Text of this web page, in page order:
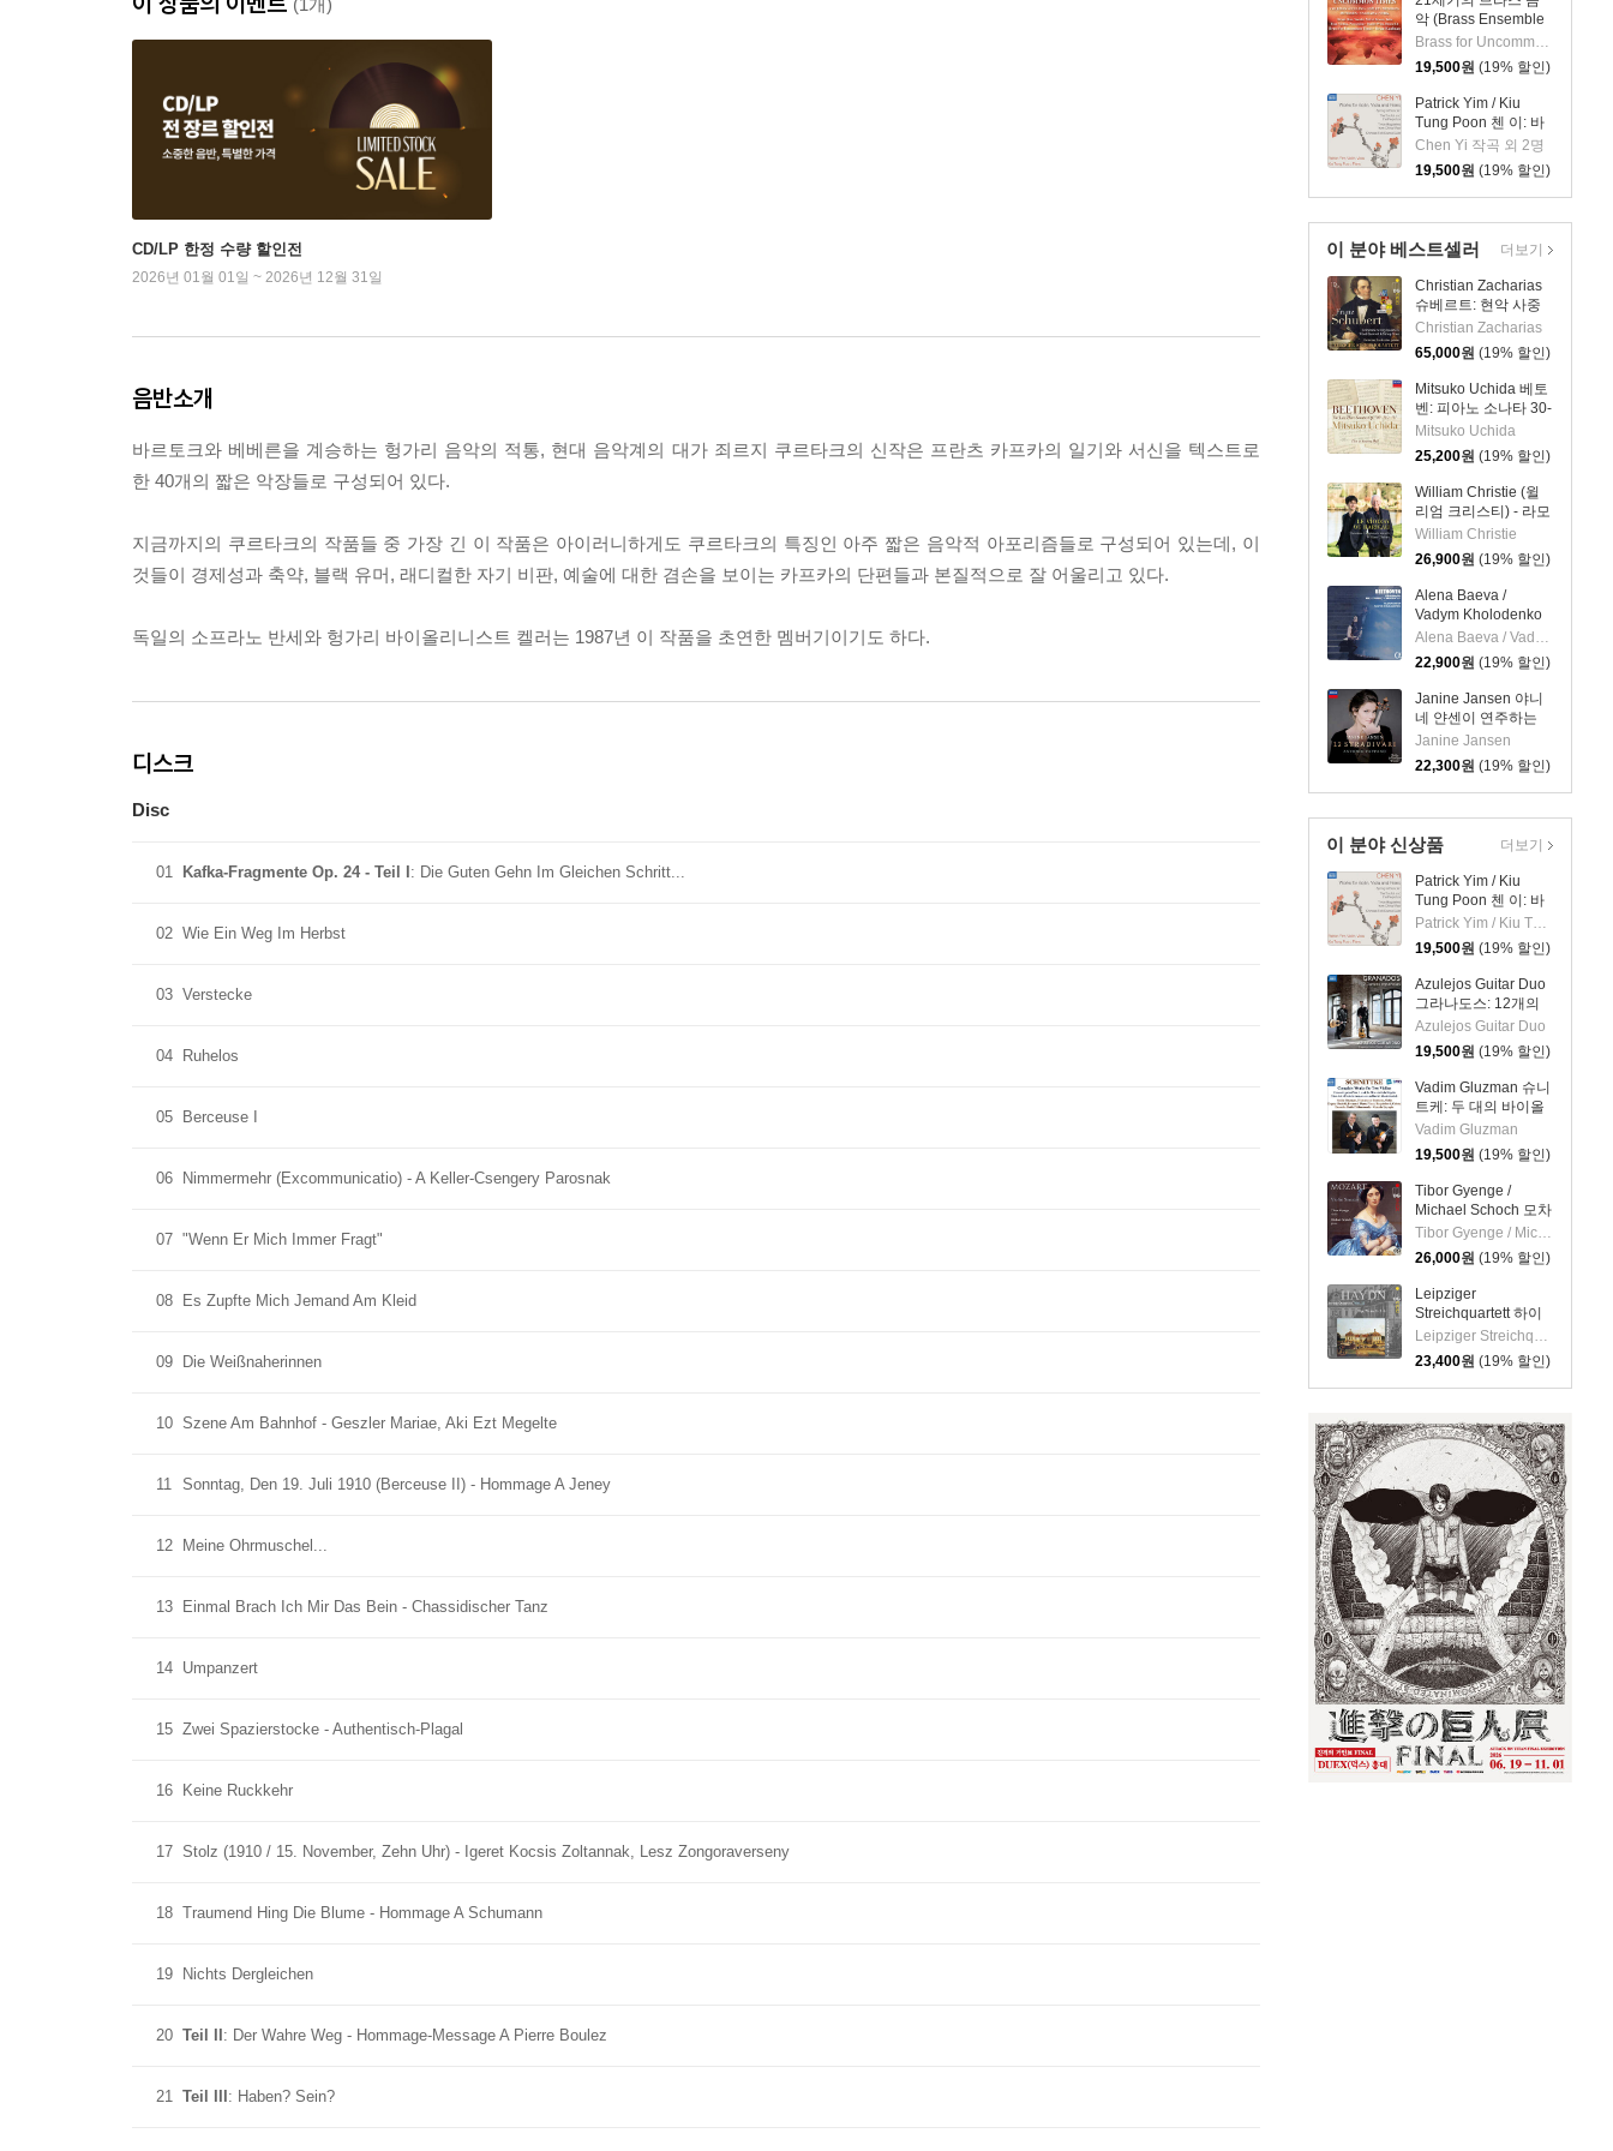
악 (Brass Ensemble
Music - 21st Century)Brass for Uncommon Times 실내악
19,500원 (19% 할인)
Patrick Yim / Kiu
Tung Poon 첸 이: 바
이올린, 비올라, 피아
노 작품집 (Chen Yi:
Works For Violin,
Viola And Piano)
Chen Yi 작곡 외 2명
19,500원 (19% 할인)
이 분야 베스트셀러
Christian Zacharias
슈베르트: 현악 사중
주 전곡 외 (Schubert:
Complete String
Quartets, Trout
Quintet & String
Trios)
Christian Zacharias
65,000원 (19% 할인)
Mitsuko Uchida 베토
벤: 피아노 소나타 30-
32번 (Beethoven:
Piano Sonatas Opp
109 110 & 111)
Mitsuko Uchida
25,200원 (19% 할인)
William Christie (윌
리엄 크리스티) - 라모
의 바이올린 (Le
Violon De Rameau)
William Christie
26,900원 (19% 할인)
Alena Baeva /
Vadym Kholodenko
베토벤: 바이올린 소
나타 5번 '봄', 9번 '크
로이처', 3번
(Beethoven: Violin
Sonatas Nos. 5
"Spring", 9 'Kreutzer"
& 3)
Alena Baeva / Vadym Kholodenko
22,900원 (19% 할인)
Janine Jansen 야니
네 얀센이 연주하는
12개의 스트라디바리
(12 Stradivari)
Janine Jansen
22,300원 (19% 할인)
더보기
이 분야 신상품
Patrick Yim / Kiu
Tung Poon 첸 이: 바
이올린, 비올라, 피아
노 작품집 (Chen Yi:
Works For Violin,
Viola And Piano)
Patrick Yim / Kiu Tung Poon
19,500원 (19% 할인)
Azulejos Guitar Duo
그라나도스: 12개의
스페인 무곡, 스페인
카프리초 (두 대의 기
타를 위한 편곡)
(Granados: 12
Danzas Espanolas)
Azulejos Guitar Duo
19,500원 (19% 할인)
Vadim Gluzman 슈니
트케: 두 대의 바이올
린을 위한 작품집
(Schnittke: Complete
Works For Two
Violins)
Vadim Gluzman
19,500원 (19% 할인)
Tibor Gyenge /
Michael Schoch 모차
르트: 바이올린 소나
타집 (Mozart: Violin
Sonatas) [SACD
Hybrid]
Tibor Gyenge / Michael Schoch
26,000원 (19% 할인)
Leipziger
Streichquartett 하이
든: 현악 사중주 22집
(Haydn: String
Quartets Vol.22 -
Op.76 No.1, 5, 6)
Leipziger Streichquartett
23,400원 (19% 할인)
더보기
(1개)
CD/LP 한정 수량 할인전
2026년 01월 01일 ~ 2026년 12월 31일
음반소개
바르토크와 베베른을 계승하는 헝가리 음악의 적통, 현대 음악계의 대가 죄르지 쿠르타크의 신작은 프란츠 카프카의 일기와 서신을 텍스트로
한 40개의 짧은 악장들로 구성되어 있다.
지금까지의 쿠르타크의 작품들 중 가장 긴 이 작품은 아이러니하게도 쿠르타크의 특징인 아주 짧은 음악적 아포리즘들로 구성되어 있는데, 이
것들이 경제성과 축약, 블랙 유머, 래디컬한 자기 비판, 예술에 대한 겸손을 보이는 카프카의 단편들과 본질적으로 잘 어울리고 있다.
독일의 소프라노 반세와 헝가리 바이올리니스트 켈러는 1987년 이 작품을 초연한 멤버기이기도 하다.
디스크
Disc
01 Kafka-Fragmente Op. 24 - Teil I : Die Guten Gehn Im Gleichen Schritt...
02 Wie Ein Weg Im Herbst
03 Verstecke
04 Ruhelos
05 Berceuse I
06 Nimmermehr (Excommunicatio) - A Keller-Csengery Parosnak
07 "Wenn Er Mich Immer Fragt"
08 Es Zupfte Mich Jemand Am Kleid
09 Die Weißnaherinnen
10 Szene Am Bahnhof - Geszler Mariae, Aki Ezt Megelte
11 Sonntag, Den 19. Juli 1910 (Berceuse II) - Hommage A Jeney
12 Meine Ohrmuschel...
13 Einmal Brach Ich Mir Das Bein - Chassidischer Tanz
14 Umpanzert
15 Zwei Spazierstocke - Authentisch-Plagal
16 Keine Ruckkehr
17 Stolz (1910 / 15. November, Zehn Uhr) - Igeret Kocsis Zoltannak, Lesz Zongoraverseny
18 Traumend Hing Die Blume - Hommage A Schumann
19 Nichts Dergleichen
20 Teil II : Der Wahre Weg - Hommage-Message A Pierre Boulez
21 Teil III : Haben? Sein?